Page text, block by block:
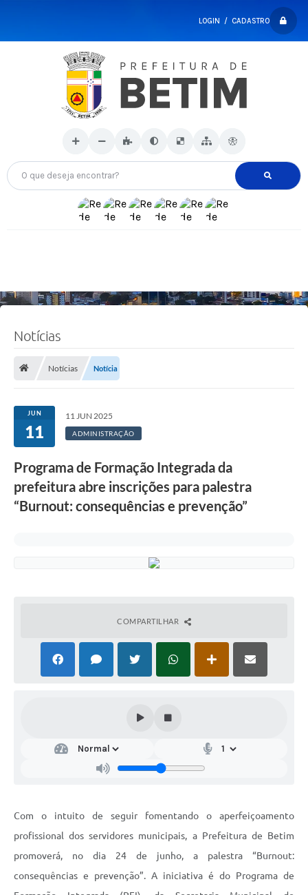
LOGIN / CADASTRO
O que deseja encontrar?
Notícias
Notícias Notícia
JUN
11
11 JUN 2025
ADMINISTRAÇÃO
Programa de Formação Integrada da
prefeitura abre inscrições para palestra
“Burnout: consequências e prevenção”
COMPARTILHAR
Com o intuito de seguir fomentando o aperfeiçoamento
profissional dos servidores municipais, a Prefeitura de Betim
promoverá, no dia 24 de junho, a palestra “Burnout:
consequências e prevenção”. A iniciativa é do Programa de